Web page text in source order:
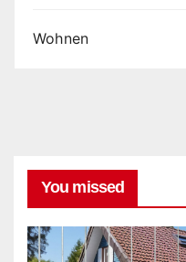
Wohnen
You missed